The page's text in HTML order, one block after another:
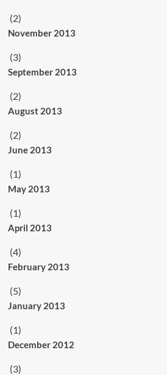
(2)
November 2013
(3)
September 2013
(2)
August 2013
(2)
June 2013
(1)
May 2013
(1)
April 2013
(4)
February 2013
(5)
January 2013
(1)
December 2012
(3)